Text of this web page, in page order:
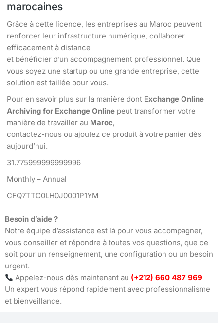
marocaines
Grâce à cette licence, les entreprises au Maroc peuvent
renforcer leur infrastructure numérique, collaborer
efficacement à distance
et bénéficier d’un accompagnement professionnel. Que
vous soyez une startup ou une grande entreprise, cette
solution est taillée pour vous.
Pour en savoir plus sur la manière dont Exchange Online
Archiving for Exchange Online peut transformer votre
manière de travailler au Maroc,
contactez-nous ou ajoutez ce produit à votre panier dès
aujourd’hui.
31.775999999999996
Monthly – Annual
CFQ7TTC0LH0J0001P1YM
Besoin d’aide ?
Notre équipe d’assistance est là pour vous accompagner,
vous conseiller et répondre à toutes vos questions, que ce
soit pour un renseignement, une configuration ou un besoin
urgent.
Appelez-nous dès maintenant au (+212) 660 487 969
Un expert vous répond rapidement avec professionnalisme
et bienveillance.